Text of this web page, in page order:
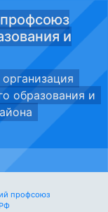
и
образования и
профсоюз